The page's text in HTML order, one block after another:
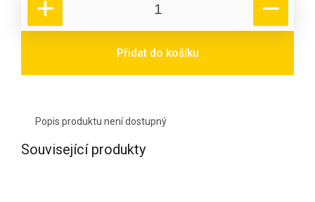
Přidat do košíku
Popis produktu není dostupný
Související produkty